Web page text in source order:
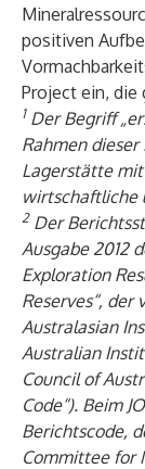
positiven
Project ein, die
1Der Begriff
Rahmen
Lagerstätte
wirtschaftliche
2Der
Ausgabe 2012
Exploration
Reserves“, der
Australasian
Australian
Council of
Code“). Beim
Berichtscode,
Committee for